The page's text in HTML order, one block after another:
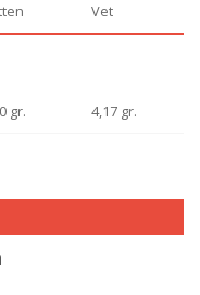
Vet
gr. 4,17 gr.